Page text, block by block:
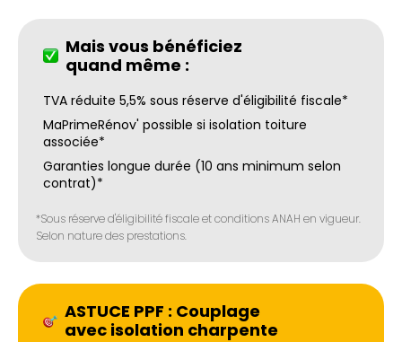
Mais vous bénéficiez
quand même :
TVA réduite 5,5% sous réserve d'éligibilité fiscale*
MaPrimeRénov' possible si isolation toiture
associée*
Garanties longue durée (10 ans minimum selon
contrat)*
*Sous réserve d'éligibilité fiscale et conditions ANAH en vigueur.
Selon nature des prestations.
ASTUCE PPF : Couplage
avec isolation charpente